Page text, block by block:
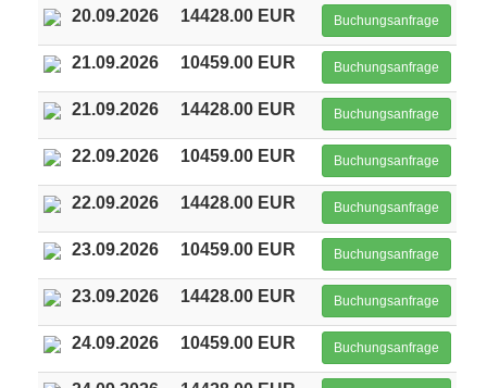
20.09.2026 14428.00 EUR Buchungsanfrage
21.09.2026 10459.00 EUR Buchungsanfrage
21.09.2026 14428.00 EUR Buchungsanfrage
22.09.2026 10459.00 EUR Buchungsanfrage
22.09.2026 14428.00 EUR Buchungsanfrage
23.09.2026 10459.00 EUR Buchungsanfrage
23.09.2026 14428.00 EUR Buchungsanfrage
24.09.2026 10459.00 EUR Buchungsanfrage